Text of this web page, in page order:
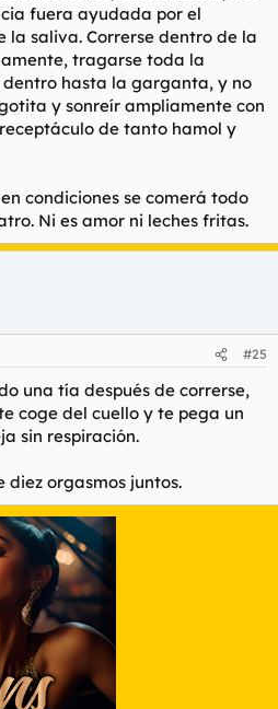
fuera ayudada por el
la saliva. Correrse dentro de la
tragarse toda la
hasta la garganta, y no
y sonreír ampliamente con
de tanto hamol y
condiciones se comerá todo
Ni es amor ni leches fritas.
#25
una tía después de correrse,
coge del cuello y te pega un
sin respiración.
diez orgasmos juntos.